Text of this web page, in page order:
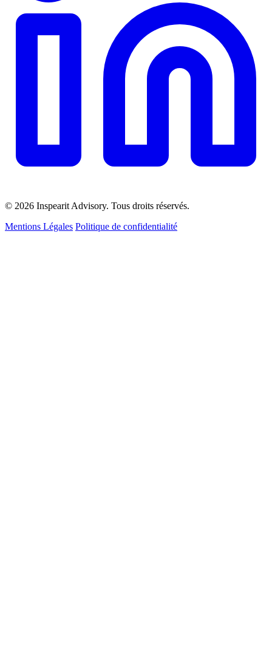
© 2026 Inspearit Advisory. Tous droits réservés.
Mentions Légales Politique de confidentialité